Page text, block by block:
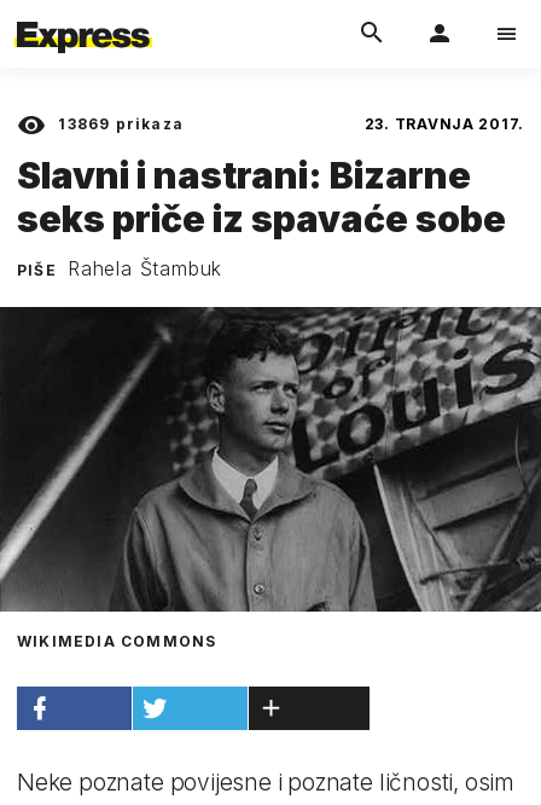
13869 prikaza 23. TRAVNJA 2017.
Slavni i nastrani: Bizarne
seks priče iz spavaće sobe
PIŠE Rahela Štambuk
WIKIMEDIA COMMONS
Neke poznate povijesne i poznate ličnosti, osim